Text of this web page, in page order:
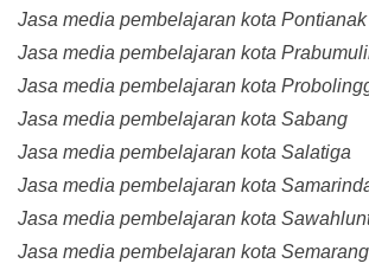
Jasa media pembelajaran kota Pontianak
Jasa media pembelajaran kota
Jasa media pembelajaran kota
Jasa media pembelajaran kota Sabang
Jasa media pembelajaran kota Salatiga
Jasa media pembelajaran kota
Jasa media pembelajaran kota
Jasa media pembelajaran kota Semarang